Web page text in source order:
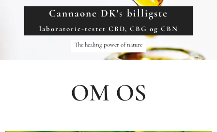
Cannaone DK's billigste
laboratorie-testet CBD, CBG og CBN
The healing power of nature
OM OS